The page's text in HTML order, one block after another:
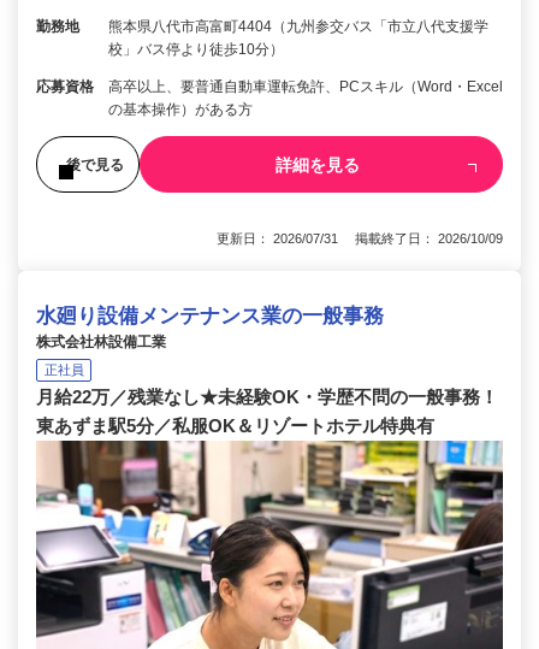
勤務地
熊本県八代市高富町4404（九州参交バス「市立八代支援学
校」バス停より徒歩10分）
応募資格
高卒以上、要普通自動車運転免許、PCスキル（Word・Excel
の基本操作）がある方
後で見る 詳細を見る
更新日： 2026/07/31 掲載終了日： 2026/10/09
水廻り設備メンテナンス業の一般事務
株式会社林設備工業
正社員
月給22万／残業なし★未経験OK・学歴不問の一般事務！
東あずま駅5分／私服OK＆リゾートホテル特典有